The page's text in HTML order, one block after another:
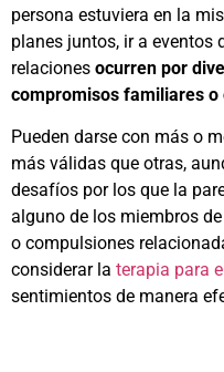
persona estuviera en la
planes juntos, ir a eventos
relaciones ocurren por
compromisos familiares
Pueden darse con más o
más válidas que otras,
desafíos por los que la
alguno de los miembros
o compulsiones
considerar la terapia para
sentimientos de manera